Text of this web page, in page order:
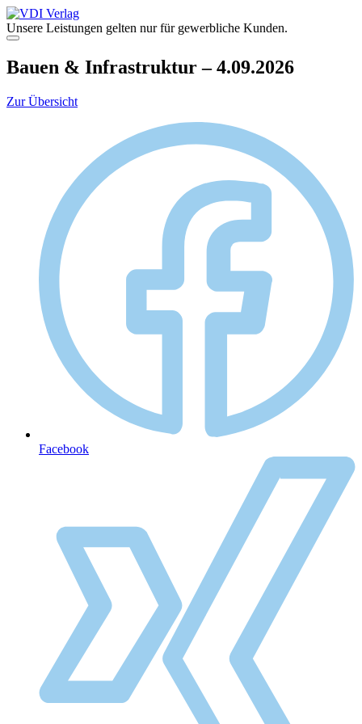
Zum
Inhalt
springen
Unsere Leistungen gelten nur für gewerbliche Kunden.
Menü
Bauen & Infrastruktur – 4.09.2026
Zur Übersicht
Facebook